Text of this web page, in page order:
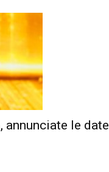
annunciate le date